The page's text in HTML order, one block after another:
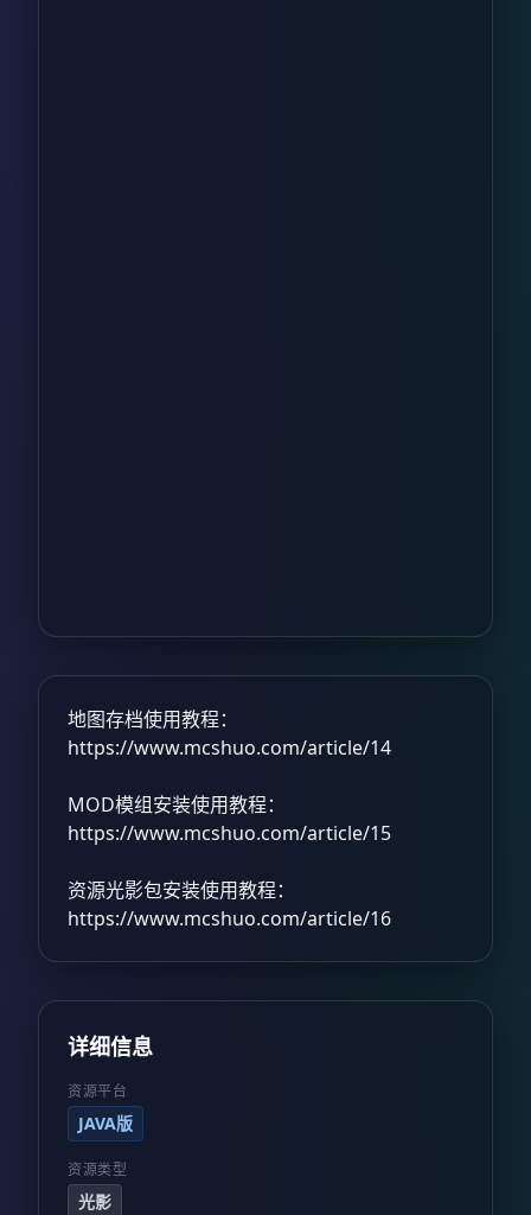
地图存档使用教程：
https://www.mcshuo.com/article/14
MOD模组安装使用教程：
https://www.mcshuo.com/article/15
资源光影包安装使用教程：
https://www.mcshuo.com/article/16
详细信息
资源平台
JAVA版
资源类型
光影